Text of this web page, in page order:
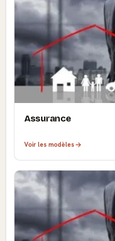
Assurance
Voir les modèles